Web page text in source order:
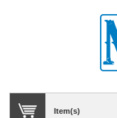
Item(s)